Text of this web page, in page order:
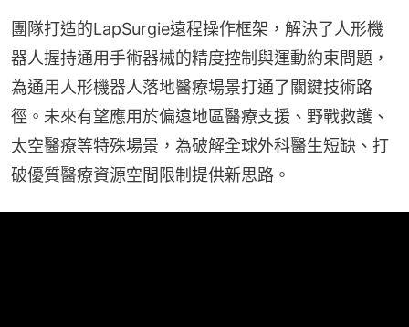
團隊打造的LapSurgie遠程操作框架，解決了人形機
器人握持通用手術器械的精度控制與運動約束問題，
為通用人形機器人落地醫療場景打通了關鍵技術路
徑。未來有望應用於偏遠地區醫療支援、野戰救護、
太空醫療等特殊場景，為破解全球外科醫生短缺、打
破優質醫療資源空間限制提供新思路。